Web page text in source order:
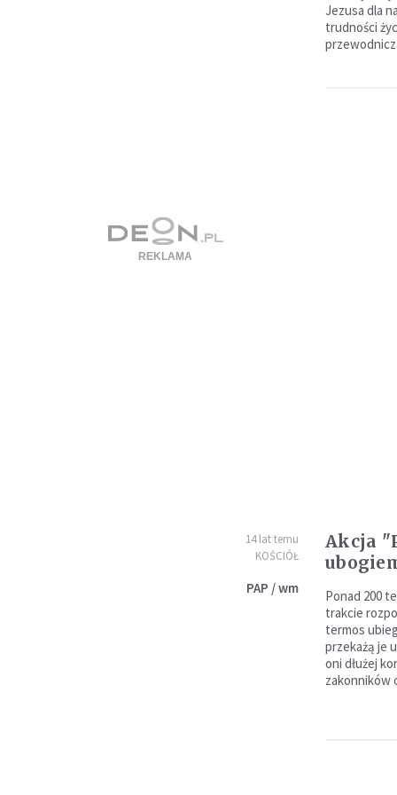
Jezusa dla
trudności
14 lat temu
KOŚCIÓŁ
PAP / wm
Akcja
Ponad 200
trakcie
termos
przekażą je
oni dłużej
zakonników